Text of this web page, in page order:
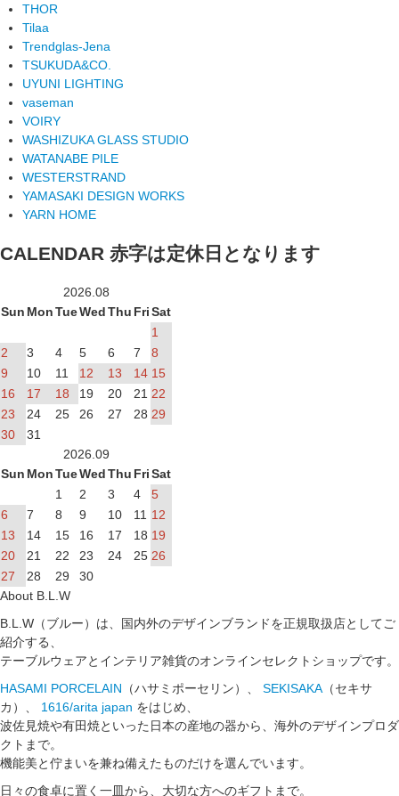
THOR
Tilaa
Trendglas-Jena
TSUKUDA&CO.
UYUNI LIGHTING
vaseman
VOIRY
WASHIZUKA GLASS STUDIO
WATANABE PILE
WESTERSTRAND
YAMASAKI DESIGN WORKS
YARN HOME
CALENDAR 赤字は定休日となります
2026.08
Sun MonTueWedThu FriSat
1
2
3 4 5 6 7
8
9
10 11 12 13 14 15
16
17 18 19 20 21 22
23
24 25 26 27 28 29
30
31
2026.09
Sun MonTueWedThu FriSat
1
2 3 4
5
6
7 8 9 10 11 12
13
14 15 16 17 18 19
20
21 22 23 24 25 26
27
28 29
30
About B.L.W
B.L.W（ブルー）は、国内外のデザインブランドを正規取扱店としてご
紹介する、
テーブルウェアとインテリア雑貨のオンラインセレクトショップです。
HASAMI PORCELAIN （ハサミポーセリン）、 SEKISAKA （セキサ
カ）、 1616/arita japan をはじめ、
波佐見焼や有田焼といった日本の産地の器から、海外のデザインプロダ
クトまで。
機能美と佇まいを兼ね備えたものだけを選んでいます。
日々の食卓に置く一皿から、大切な方へのギフトまで。